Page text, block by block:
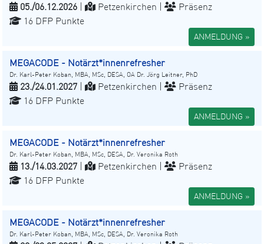
05./06.12.2026 Petzenkirchen |
Präsenz
16 DFP Punkte
ANMELDUNG »
MEGACODE - Notärzt*innenrefresher
Dr. Karl-Peter Koban, MBA, MSc, DESA, OA Dr. Jörg Leitner, PhD
23./24.01.2027 Petzenkirchen |
Präsenz
16 DFP Punkte
ANMELDUNG »
MEGACODE - Notärzt*innenrefresher
Dr. Karl-Peter Koban, MBA, MSc, DESA, Dr. Veronika Roth
13./14.03.2027 Petzenkirchen |
Präsenz
16 DFP Punkte
ANMELDUNG »
MEGACODE - Notärzt*innenrefresher
Dr. Karl-Peter Koban, MBA, MSc, DESA, Dr. Veronika Roth